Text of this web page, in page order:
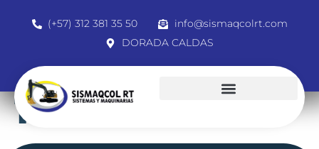
(+57) 312 381 35 50
info@sismaqcolrt.com
DORADA CALDAS
1054569528